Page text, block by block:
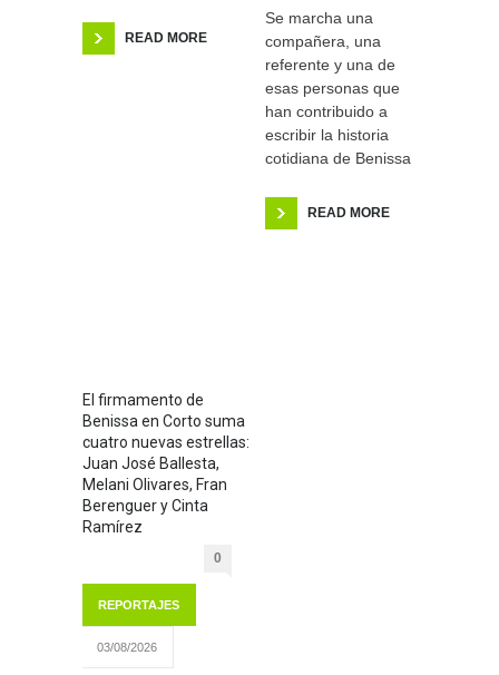
READ MORE
Se marcha una
compañera, una
referente y una de
esas personas que
han contribuido a
escribir la historia
cotidiana de Benissa
READ MORE
El firmamento de
Benissa en Corto suma
cuatro nuevas estrellas:
Juan José Ballesta,
Melani Olivares, Fran
Berenguer y Cinta
Ramírez
0
REPORTAJES
03/08/2026